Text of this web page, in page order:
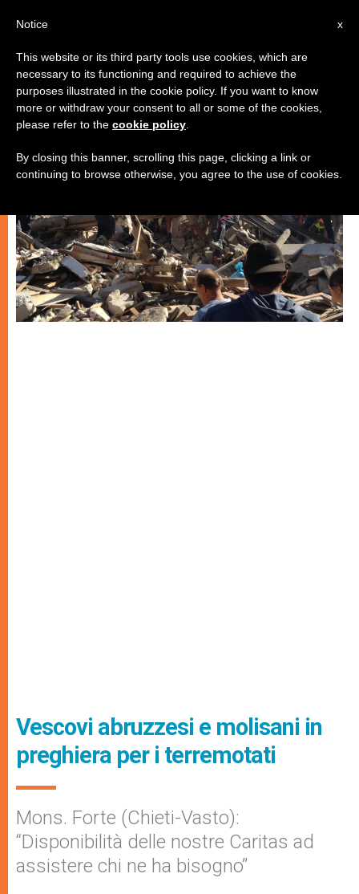
CHIESE LOCALI
Vescovi abruzzesi e molisani in
preghiera per i terremotati
Mons. Forte (Chieti-Vasto):
“Disponibilità delle nostre Caritas ad
assistere chi ne ha bisogno”
x
Notice
This website or its third party tools use cookies, which are
necessary to its functioning and required to achieve the
purposes illustrated in the cookie policy. If you want to know
more or withdraw your consent to all or some of the cookies,
please refer to the cookie policy
By closing this banner, scrolling this page, clicking a link or
continuing to browse otherwise, you agree to the use of cookies.